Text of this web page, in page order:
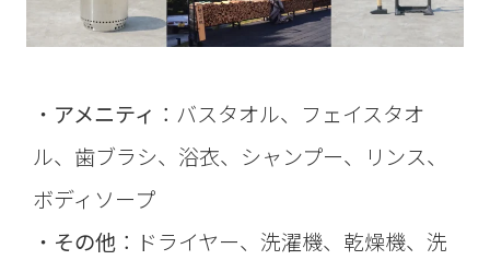
・ アメニティ ：バスタオル、フェイスタオ
ル、歯ブラシ、浴衣、シャンプー、リンス、
ボディソープ
・ その他：ドライヤー、洗濯機、乾燥機、洗